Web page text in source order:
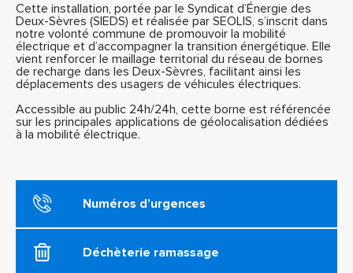
Cette installation, portée par le Syndicat d’Énergie des
Deux-Sèvres (SIEDS) et réalisée par SEOLIS, s’inscrit dans
notre volonté commune de promouvoir la mobilité
électrique et d’accompagner la transition énergétique. Elle
vient renforcer le maillage territorial du réseau de bornes
de recharge dans les Deux-Sèvres, facilitant ainsi les
déplacements des usagers de véhicules électriques.
Accessible au public 24h/24h, cette borne est référencée
sur les principales applications de géolocalisation dédiées
à la mobilité électrique.
Numéros d’urgences
Déchèterie ramassage